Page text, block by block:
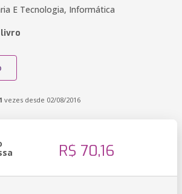
E Tecnologia, Informática
vezes desde 02/08/2016
R$ 70,16